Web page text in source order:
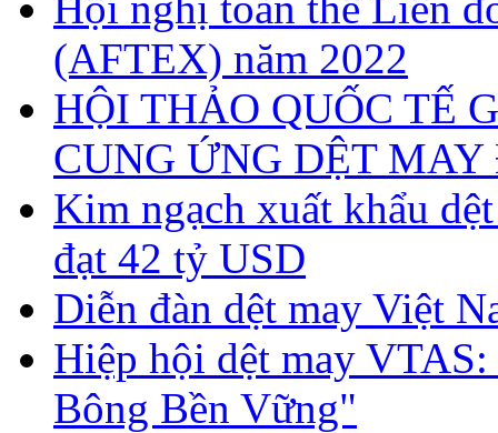
(AFTEX) năm 2022
HỘI THẢO QUỐC TẾ
CUNG ỨNG DỆT
Kim ngạch xuất khẩu
đạt 42 tỷ USD
Diễn đàn dệt may Việt
Hiệp hội dệt may
Bông Bền Vững"